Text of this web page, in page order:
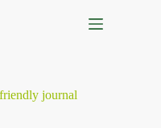
journal